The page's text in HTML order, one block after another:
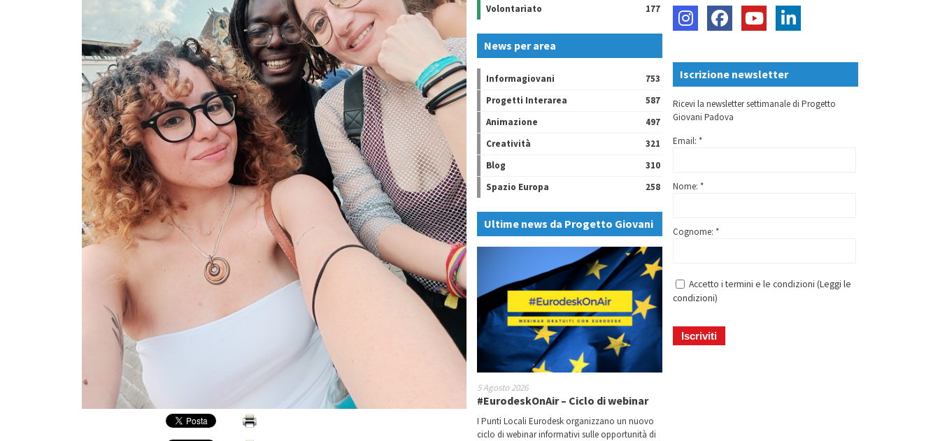
Volontariato
177
News per area
Informagiovani
753
Progetti Interarea
587
Animazione
497
Creatività
321
Blog
310
Spazio Europa
258
Ultime news da Progetto Giovani
5 Agosto 2026
#EurodeskOnAir – Ciclo di webinar
I Punti Locali Eurodesk organizzano un nuovo
ciclo di webinar informativi sulle opportunità di
Iscrizione newsletter
Ricevi la newsletter settimanale di Progetto
Giovani Padova
Email: *
Nome: *
Cognome: *
Accetto i termini e le condizioni (Leggi le
condizioni)